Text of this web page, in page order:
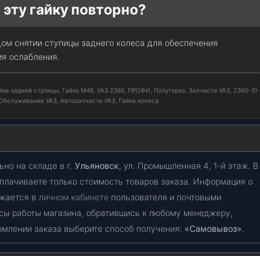
гайку повторно?
снятии ступицы заднего колеса для обеспечения
ослабления.
задней ступицы, Гайка М48, УАЗ 2360, ПРОФИ, Полуторка, Запчасти УАЗ, 2360-31-
УАЗ, Автозапчасти УАЗ, Гайка колеса
на складе в г. Ульяновск, ул. Промышленная 4, 1-й этаж. В
только стоимость товаров заказа. Информация о
в личном кабинете пользователя и почтовыми
работы магазина, обратившись к любому менеджеру,
заказа выберите способ получения: «Самовывоз».